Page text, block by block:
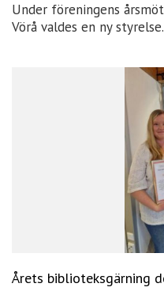
Under föreningens
Vörå valdes en ny styrelse.
Årets biblioteksgärning